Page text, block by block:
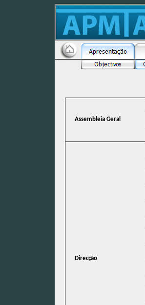
Assembleia Geral
Direcção